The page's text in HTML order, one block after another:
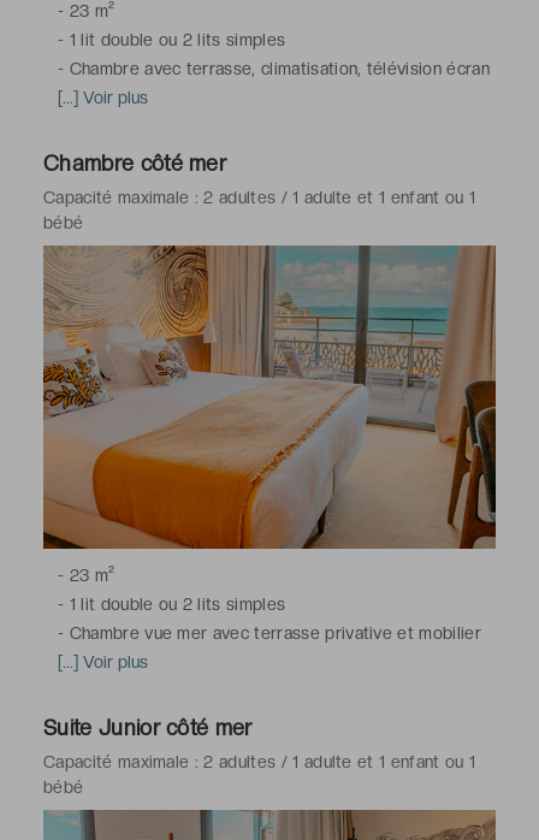
- 23 m²
- 1 lit double ou 2 lits simples
- Chambre avec terrasse, climatisation, télévision écran
plat, bureau, minibar, coffre-fort, téléphone, Wi-Fi
sèche-cheveux, peignoirs, articles de toilette gratuits
*Chambre(s) communicante(s) disponible(s) sur demande
et confirmation de l'hôtel
**Chambres situées du 1er au 4e étage
[...] Voir plus
Chambre côté mer
Capacité maximale : 2 adultes / 1 adulte et 1 enfant ou 1
bébé
- 23 m²
- 1 lit double ou 2 lits simples
- Chambre vue mer avec terrasse privative et mobilier
extérieur, climatisation, télévision écran plat, bureau,
-Salle de bains avec douche à l'italienne, toilettes,
*Chambres situées au 1er et 2e étage
[...] Voir plus
Suite Junior côté mer
Capacité maximale : 2 adultes / 1 adulte et 1 enfant ou 1
bébé